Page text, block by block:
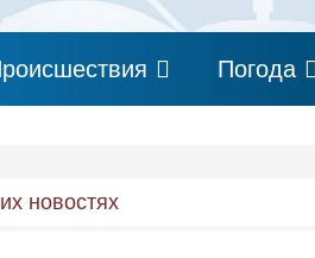
Погода
новостях